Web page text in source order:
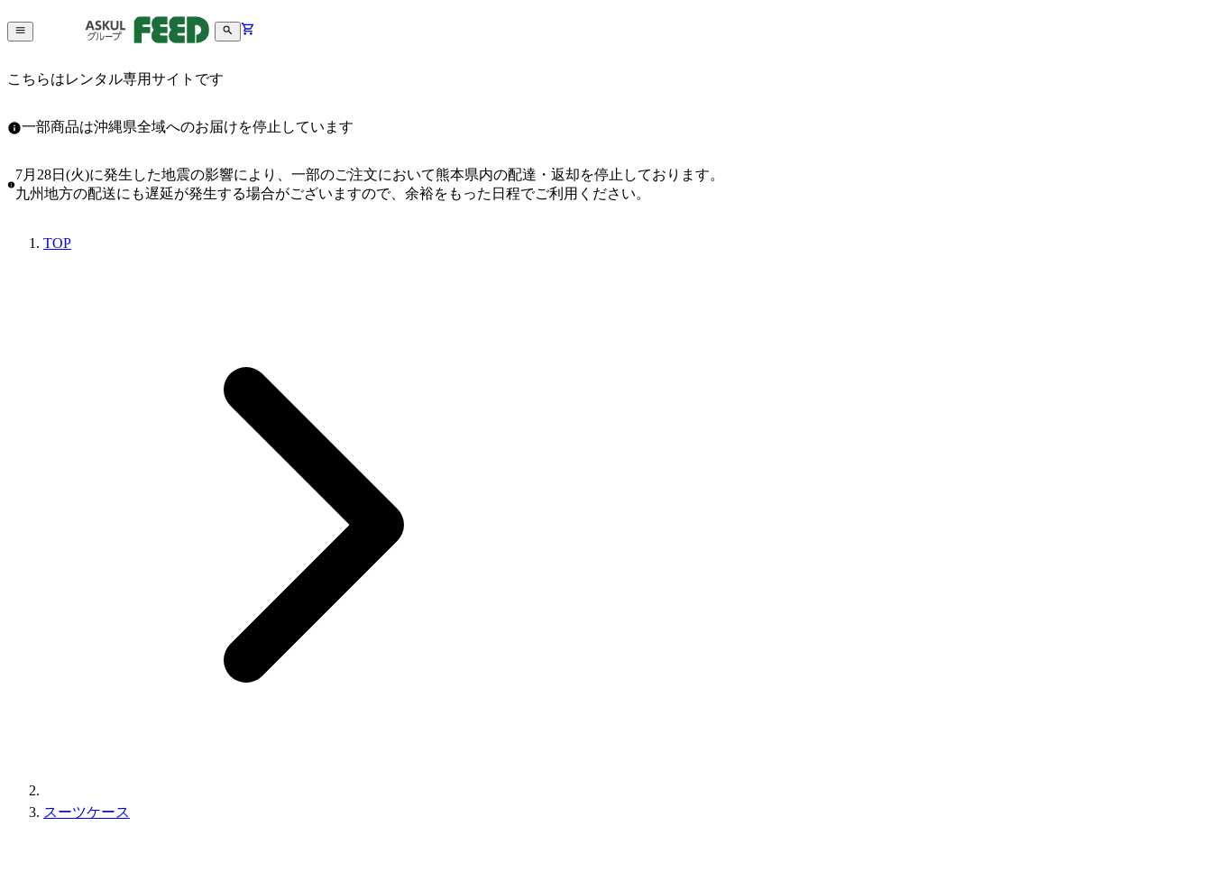
こちらはレンタル専用サイトです
一部商品は沖縄県全域へのお届けを停止しています
7月28日(火)に発生した地震の影響により、一部のご注文において熊本県内の配達・返却を停止しております。
九州地方の配送にも遅延が発生する場合がございますので、余裕をもった日程でご利用ください。
TOP
スーツケース